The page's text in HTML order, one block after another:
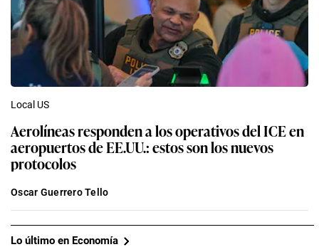
Local US
Aerolíneas responden a los operativos del ICE en
aeropuertos de EE.UU.: estos son los nuevos
protocolos
Oscar Guerrero Tello
Lo último en Economía